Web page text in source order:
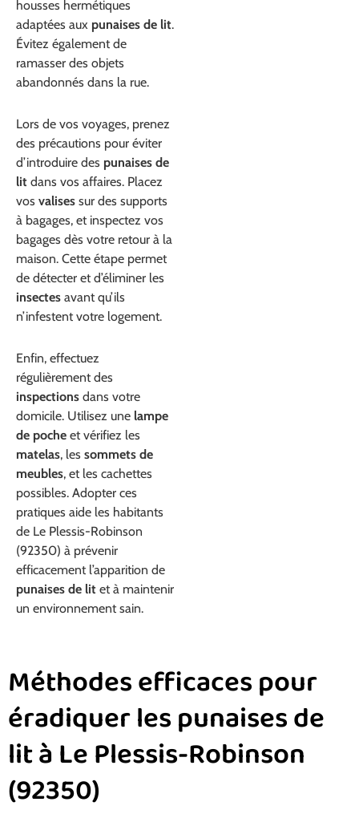
housses hermétiques
adaptées aux punaises de lit.
Évitez également de
ramasser des objets
abandonnés dans la rue.
Lors de vos voyages, prenez
des précautions pour éviter
d’introduire des punaises de
lit dans vos affaires. Placez
vos valises sur des supports
à bagages, et inspectez vos
bagages dès votre retour à la
maison. Cette étape permet
de détecter et d’éliminer les
insectes avant qu’ils
n’infestent votre logement.
Enfin, effectuez
régulièrement des
inspections dans votre
domicile. Utilisez une lampe
de poche et vérifiez les
matelas, les sommets de
meubles, et les cachettes
possibles. Adopter ces
pratiques aide les habitants
de Le Plessis-Robinson
(92350) à prévenir
efficacement l’apparition de
punaises de lit et à maintenir
un environnement sain.
Méthodes efficaces pour
éradiquer les punaises de
lit à Le Plessis-Robinson
(92350)